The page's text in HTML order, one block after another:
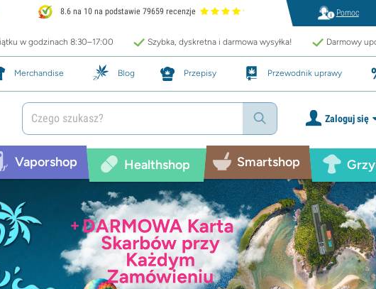
8.6 na 10 na podstawie 79659 recenzje Pomoc
w godzinach 8:30–17:00 Szybka, dyskretna i darmowa wysyłka! Darmowy
Merchandise Blog Przepisy Przewodnik uprawy
Zaloguj się
Vaporshop Healthshop Smartshop